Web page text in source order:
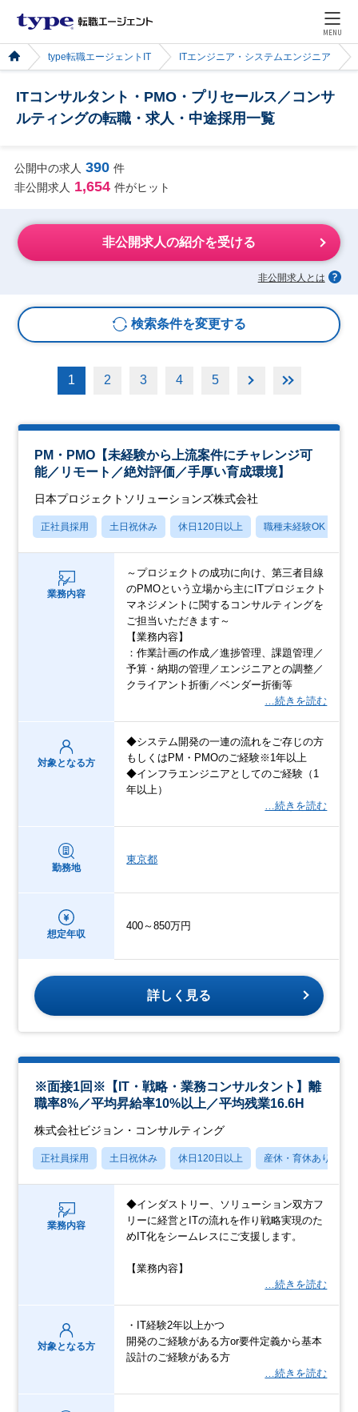
MENU
type転職エージェントIT ITエンジニア・システムエンジニア
ITコンサルタント・PMO・プリセールス／コンサ
ルティングの転職・求人・中途採用一覧
公開中の求人 390 件
非公開求人 1,654 件がヒット
非公開求人の紹介を受ける
非公開求人とは
検索条件を変更する
1 2 3 4 5
PM・PMO【未経験から上流案件にチャレンジ可
能／リモート／絶対評価／手厚い育成環境】
日本プロジェクトソリューションズ株式会社
正社員採用 土日祝休み 休日120日以上 職種未経験OK
業務内容
～プロジェクトの成功に向け、第三者目線
のPMOという立場から主にITプロジェクト
マネジメントに関するコンサルティングを
ご担当いただきます～
【業務内容】
：作業計画の作成／進捗管理、課題管理／
予算・納期の管理／エンジニアとの調整／
クライアント折衝／ベンダー折衝等
…続きを読む
対象となる方
◆システム開発の一連の流れをご存じの方
もしくはPM・PMOのご経験※1年以上
◆インフラエンジニアとしてのご経験（1
年以上）
…続きを読む
勤務地
東京都
想定年収
400～850万円
詳しく見る
※面接1回※【IT・戦略・業務コンサルタント】離
職率8%／平均昇給率10%以上／平均残業16.6H
株式会社ビジョン・コンサルティング
正社員採用 土日祝休み 休日120日以上 産休・育休あり
業務内容
◆インダストリー、ソリューション双方フ
リーに経営とITの流れを作り戦略実現のた
めIT化をシームレスにご支援します。
【業務内容】
…続きを読む
対象となる方
・IT経験2年以上かつ
開発のご経験がある方or要件定義から基本
設計のご経験がある方
…続きを読む